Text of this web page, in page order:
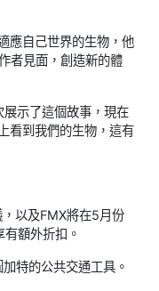
應自己世界的生物，他
者見面，創造新的體
示了這個故事，現在
看到我們的生物，這有
以及FMX將在5月份
額外折扣。
特的公共交通工具。